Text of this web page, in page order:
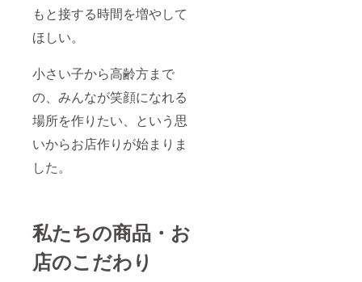
もと接する時間を増やして
ほしい。
小さい子から高齢方まで
の、みんなが笑顔になれる
場所を作りたい、という思
いからお店作りが始まりま
した。
私たちの商品・お
店のこだわり